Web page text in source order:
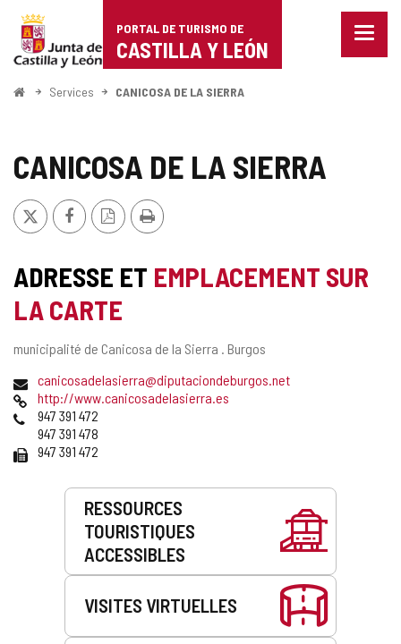
Portal
de
Turismo
Castilla
León
PORTAL DE TURISMO DE
CASTILLA Y LEÓN
Menu
<
Services CANICOSA DE LA SIERRA
CANICOSA DE LA SIERRA
X FacebookVersion
PDF
Imprimer
ADRESSE ET EMPLACEMENT SUR
LA CARTE
Adresse
municipalité de Canicosa de la Sierra . Burgos
Adresse
de
courrier
électronique
canicosadelasierra@diputaciondeburgos.net
Page
Web
http://www.canicosadelasierra.es
Téléphones
947 391 472
947 391 478
Fax 947 391 472
Prestations
RESSOURCES
TOURISTIQUES
ACCESSIBLES
VISITES VIRTUELLES